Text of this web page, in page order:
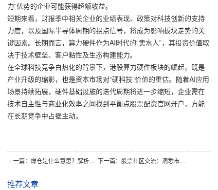
力”优势的企业可能获得超额收益。
短期来看，财报季中相关企业的业绩表现、政策对科技创新的支持
力度，以及国际半导体周期的拐点信号，将成为影响板块走势的关
键因素。长期而言，算力硬件作为AI时代的“卖水人”，其投资价值取
决于技术壁垒、客户粘性及生态构建能力。
在全球科技竞争白热化的背景下，港股算力硬件板块的崛起，既是
产业升级的缩影，也是资本市场对“硬科技”价值的重估。随着AI应用
场景持续拓展，硬件基础设施的迭代周期将进一步缩短，企业需在
技术自主性与商业化效率之间找到平衡点股票配资官网开户，方能
在长期竞争中占据主动。
上一篇： 爆仓是什么意思？解析金融市场中的风险警示信号 下一篇： 股票社区交流：洞悉市场动态，分享投资见解
推荐文章